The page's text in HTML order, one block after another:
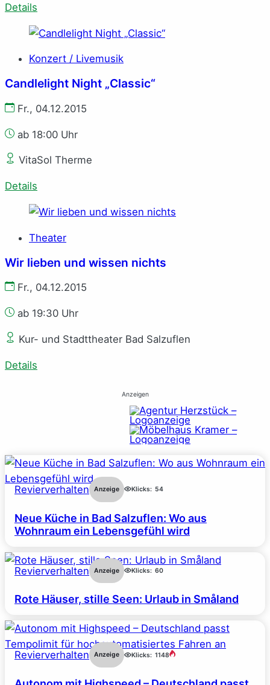
Details
Konzert / Livemusik
Candlelight Night „Classic“
Fr., 04.12.2015
ab 18:00 Uhr
VitaSol Therme
Details
Theater
Wir lieben und wissen nichts
Fr., 04.12.2015
ab 19:30 Uhr
Kur- und Stadttheater Bad Salzuflen
Details
Anzeigen
Revierverhalten Anzeige Klicks: 54
Neue Küche in Bad Salzuflen: Wo aus
Wohnraum ein Lebensgefühl wird
Revierverhalten Anzeige Klicks: 60
Rote Häuser, stille Seen: Urlaub in Småland
Revierverhalten Anzeige Klicks: 1148